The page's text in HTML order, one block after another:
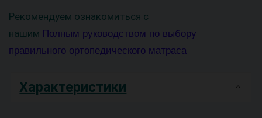
Рекомендуем ознакомиться с
нашим Полным руководством по выбору
правильного ортопедического матраса
Характеристики